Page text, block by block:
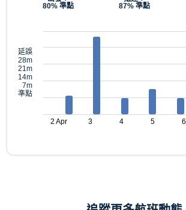
80% 準點
87% 準點
延誤
28m
21m
14m
7m
準點
2 Apr 3 4 5 6